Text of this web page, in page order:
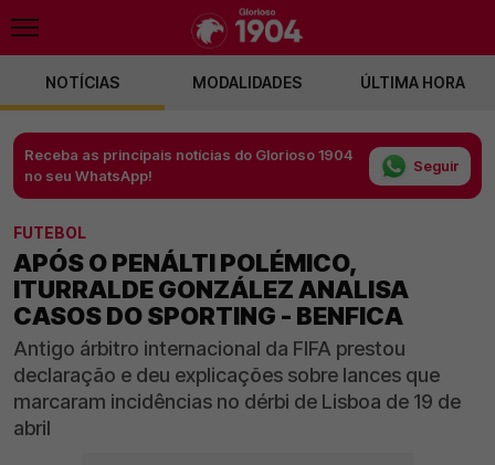
NOTÍCIAS MODALIDADES ÚLTIMA HORA
Receba as principais notícias do Glorioso 1904
no seu WhatsApp!
Seguir
FUTEBOL
APÓS O PENÁLTI POLÉMICO,
ITURRALDE GONZÁLEZ ANALISA
CASOS DO SPORTING - BENFICA
Antigo árbitro internacional da FIFA prestou
declaração e deu explicações sobre lances que
marcaram incidências no dérbi de Lisboa de 19 de
abril